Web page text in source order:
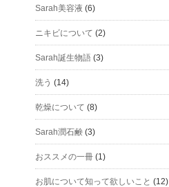
Sarah美容液 (6)
ニキビについて (2)
Sarah誕生物語 (3)
洗う (14)
乾燥について (8)
Sarah潤石鹸 (3)
おススメの一冊 (1)
お肌について知って欲しいこと (12)